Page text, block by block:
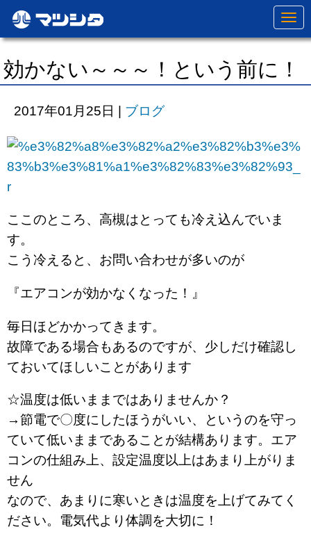
N
a
v
g
a
t
効かない～～～！という前に！
2017年01月25日 | ブログ
ここのところ、高槻はとっても冷え込んでいま
す。
こう冷えると、お問い合わせが多いのが
『エアコンが効かなくなった！』
毎日ほどかかってきます。
故障である場合もあるのですが、少しだけ確認し
ておいてほしいことがあります
☆温度は低いままではありませんか？
→節電で〇度にしたほうがいい、というのを守っ
ていて低いままであることが結構あります。エア
コンの仕組み上、設定温度以上はあまり上がりま
せん
なので、あまりに寒いときは温度を上げてみてく
ださい。電気代より体調を大切に！